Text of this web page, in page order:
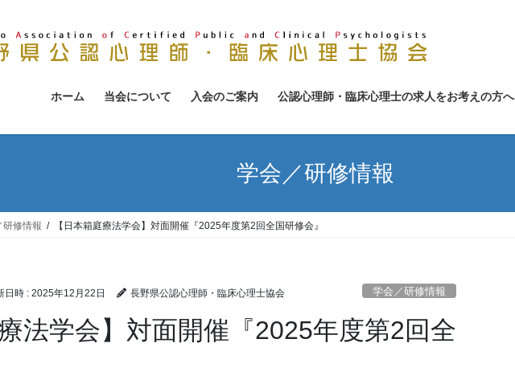
ホーム 当会について 入会のご案内 公認心理師・臨床心理士の求人をお考えの方へ
学会／研修情報
研修情報 【日本箱庭療法学会】対面開催『2025年度第2回全国研修会』
日時 : 2025年12月22日 長野県公認心理師・臨床心理士協会 学会／研修情報
療法学会】対面開催『2025年度第2回全